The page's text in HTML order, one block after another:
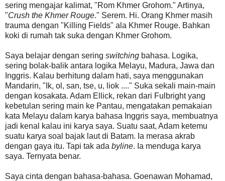
sering mengajar kalimat, "Rom Khmer Grohom." Artinya,
"Crush the Khmer Rouge." Serem. Hi. Orang Khmer masih
trauma dengan "Killing Fields" ala Khmer Rouge. Bahkan
koki di rumah tak suka dengan Khmer Grohom.
Saya belajar dengan sering switching bahasa. Logika,
sering bolak-balik antara logika Melayu, Madura, Jawa dan
Inggris. Kalau berhitung dalam hati, saya menggunakan
Mandarin, "Ik, ol, san, tse, u, liok ...." Suka sekali main-main
dengan kosakata. Adam Ellick, rekan dari Fulbright yang
kebetulan sering main ke Pantau, mengatakan pemakaian
kata Melayu dalam karya bahasa Inggris saya, membuatnya
jadi kenal kalau ini karya saya. Suatu saat, Adam ketemu
suatu karya soal bajak laut di Batam. Ia merasa akrab
dengan gaya itu. Tapi tak ada byline. Ia menduga karya
saya. Ternyata benar.
Saya cinta dengan bahasa-bahasa. Goenawan Mohamad,